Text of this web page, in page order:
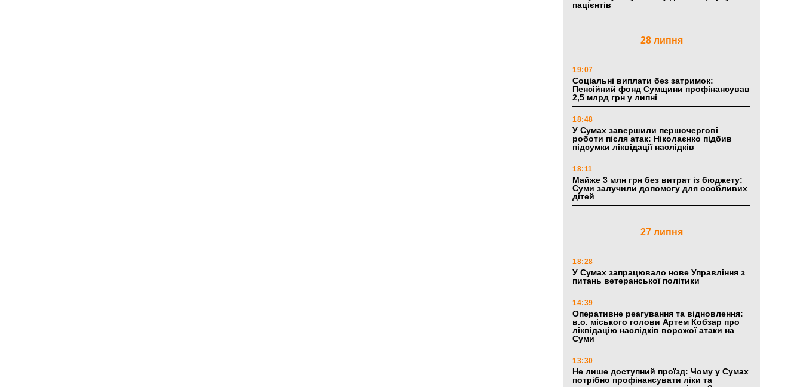
пацієнтів
28 липня
19:07
Соціальні виплати без затримок:
Пенсійний фонд Сумщини профінансував
2,5 млрд грн у липні
18:48
У Сумах завершили першочергові
роботи після атак: Ніколаєнко підбив
підсумки ліквідації наслідків
18:11
Майже 3 млн грн без витрат із бюджету:
Суми залучили допомогу для особливих
дітей
27 липня
18:28
У Сумах запрацювало нове Управління з
питань ветеранської політики
14:39
Оперативне реагування та відновлення:
в.о. міського голови Артем Кобзар про
ліквідацію наслідків ворожої атаки на
Суми
13:30
Не лише доступний проїзд: Чому у Сумах
потрібно профінансувати ліки та